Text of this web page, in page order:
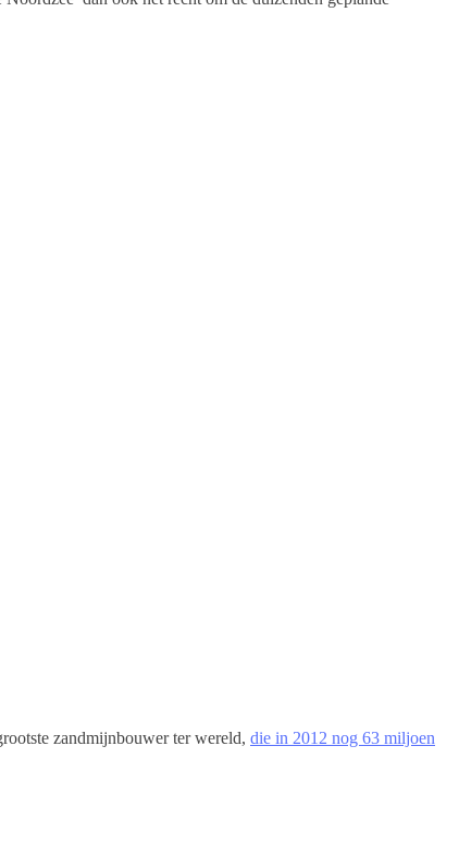
zandmijnbouwer ter wereld, die in 2012 nog 63 miljoen